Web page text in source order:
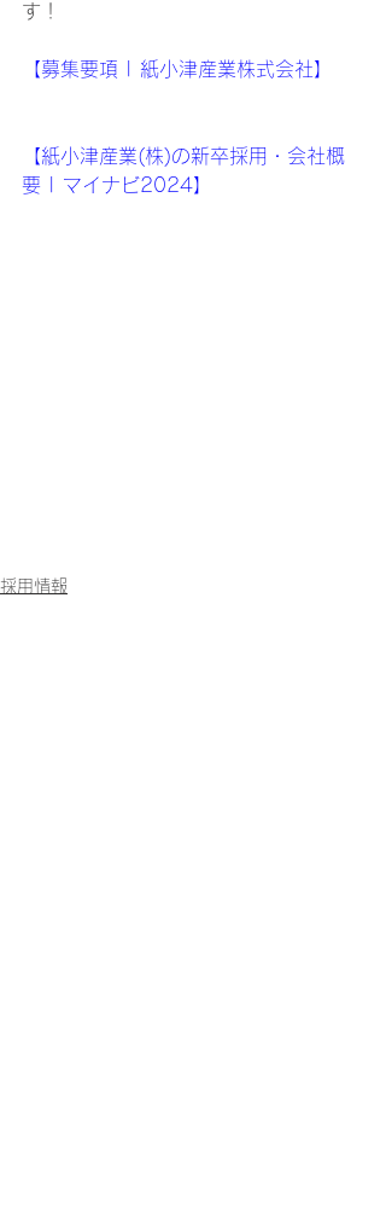
す！
【募集要項 | 紙小津産業株式会社】
【紙小津産業(株)の新卒採用・会社概
要 | マイナビ2024】
採用情報